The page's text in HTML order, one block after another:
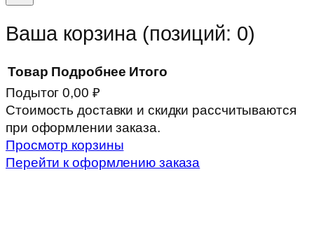
вверх
Ваша корзина (позиций: 0)
Товары
в
корзине
Товар Подробнее Итого
Подытог0,00 ₽
Стоимость доставки и скидки рассчитываются
при оформлении заказа.
Просмотр корзины
Перейти к оформлению заказа